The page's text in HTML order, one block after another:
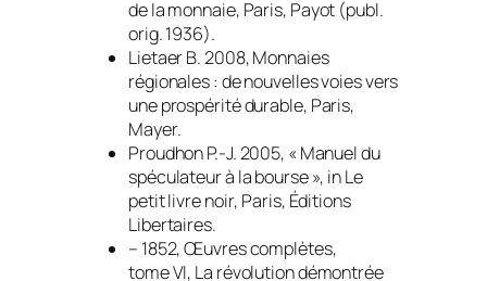
de la monnaie, Paris, Payot (publ.
orig. 1936).
Lietaer B. 2008,Monnaies
régionales : de nouvelles voies vers
une prospérité durable, Paris,
Mayer.
Proudhon P.-J. 2005, « Manuel du
spéculateur à la bourse », inLe
petit livre noir, Paris, Éditions
Libertaires.
– 1852,Œuvres complètes,
tome VI, La révolution démontrée